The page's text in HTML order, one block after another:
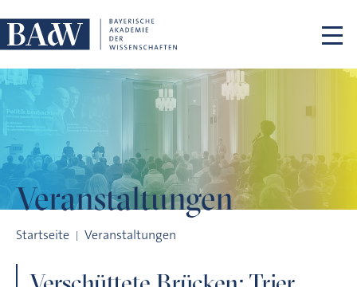
Veranstaltungen
Startseite Veranstaltungen